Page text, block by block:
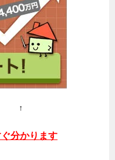
↑
分かります